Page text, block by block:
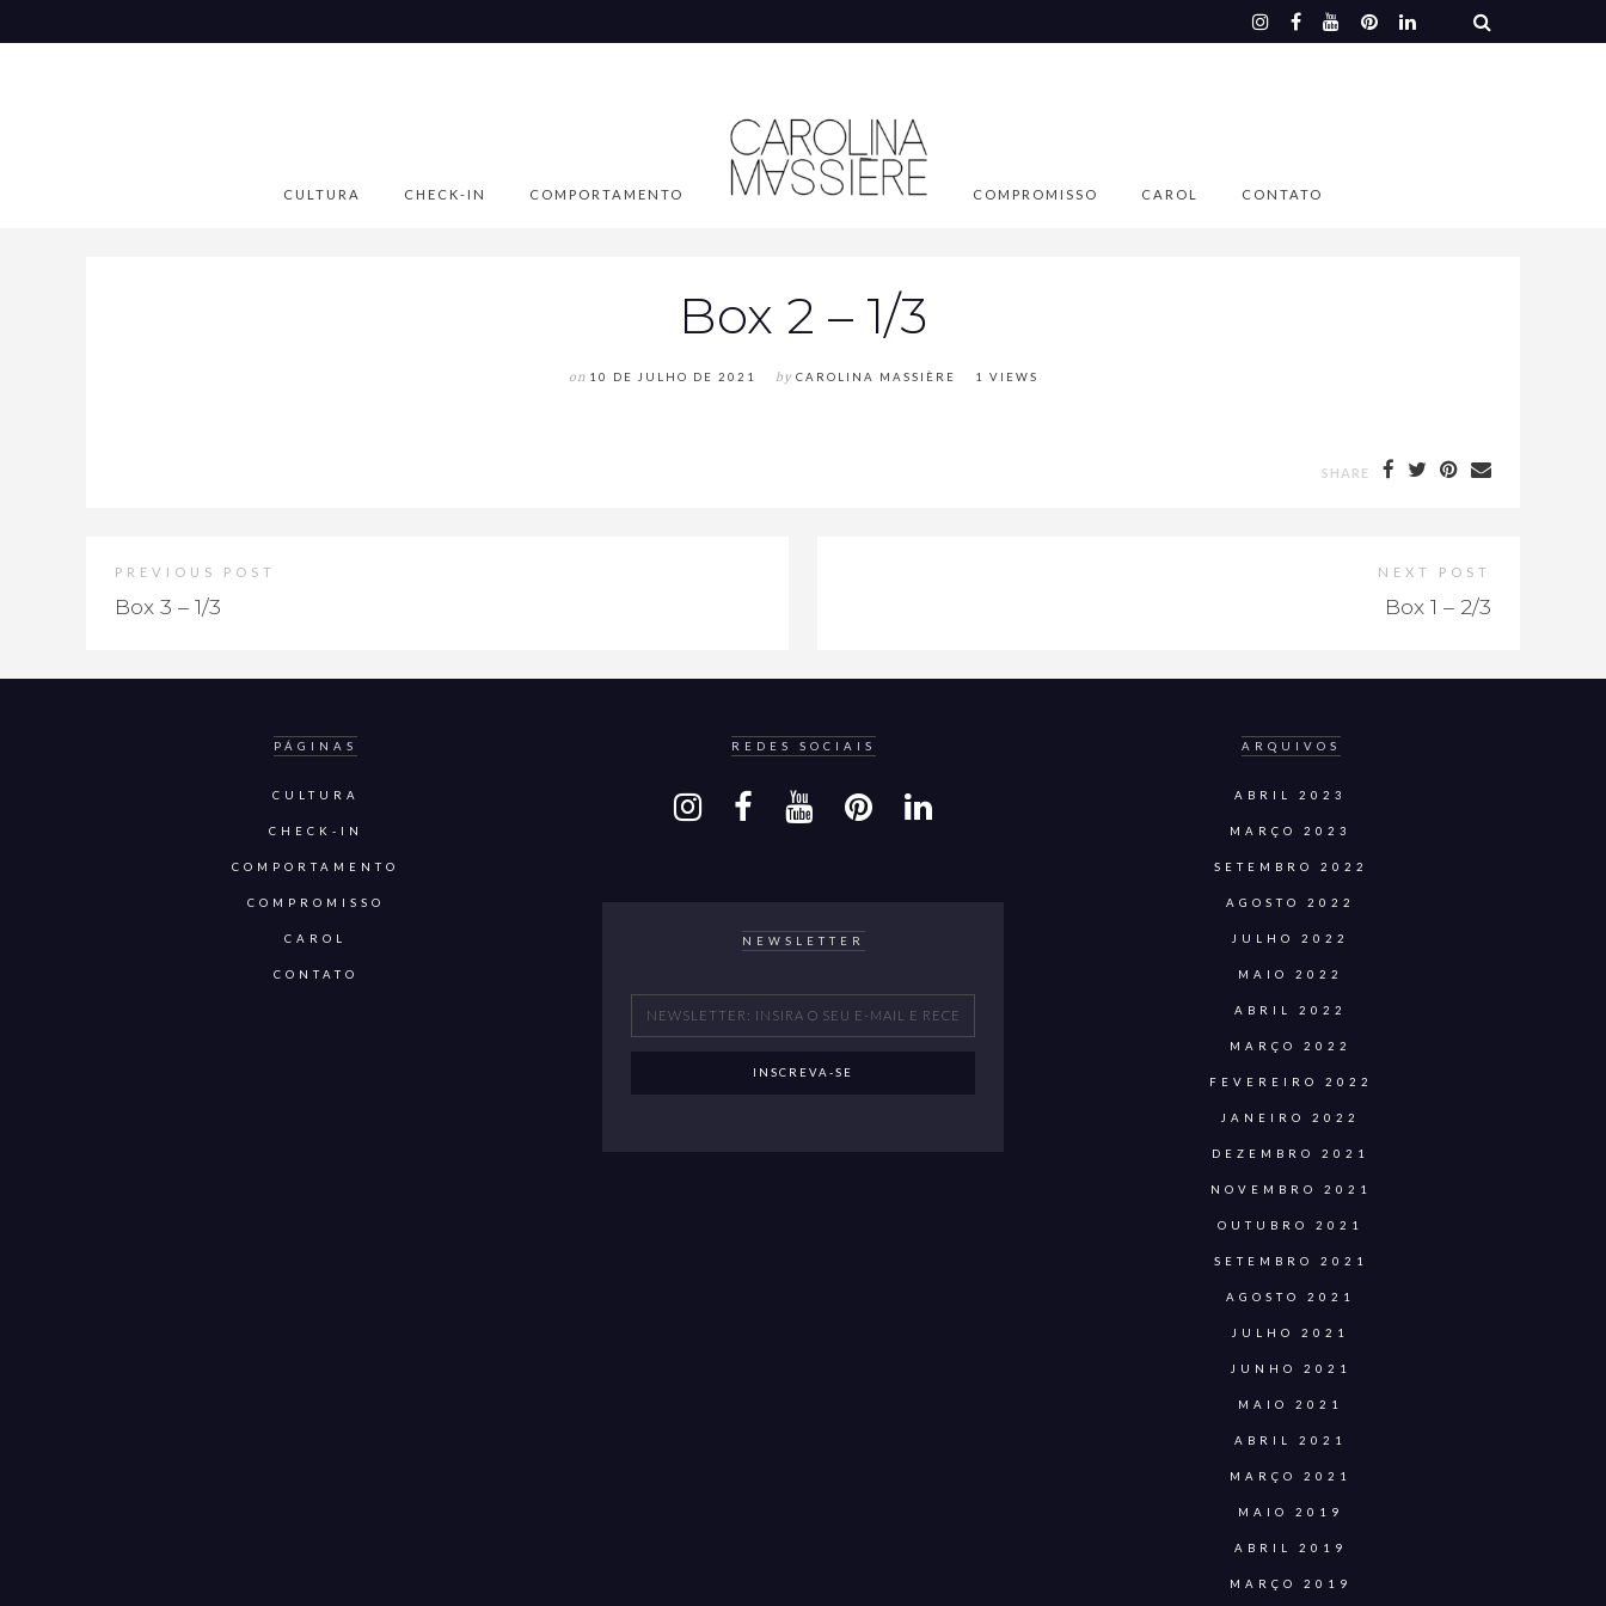
CULTURA CHECK-IN COMPORTAMENTO COMPROMISSO CAROL CONTATO
Box 2 – 1/3
on 10 DE JULHO DE 2021 by CAROLINA MASSIÈRE 1 VIEWS
SHARE
PREVIOUS POST
Box 3 – 1/3
NEXT POST
Box 1 – 2/3
PÁGINAS
CULTURA
CHECK-IN
COMPORTAMENTO
COMPROMISSO
CAROL
CONTATO
REDES SOCIAIS
NEWSLETTER
ARQUIVOS
ABRIL 2023
MARÇO 2023
SETEMBRO 2022
AGOSTO 2022
JULHO 2022
MAIO 2022
ABRIL 2022
MARÇO 2022
FEVEREIRO 2022
JANEIRO 2022
DEZEMBRO 2021
NOVEMBRO 2021
OUTUBRO 2021
SETEMBRO 2021
AGOSTO 2021
JULHO 2021
JUNHO 2021
MAIO 2021
ABRIL 2021
MARÇO 2021
MAIO 2019
ABRIL 2019
MARÇO 2019